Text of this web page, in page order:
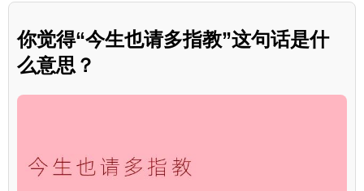
你觉得“今生也请多指教”这句话是什
么意思？